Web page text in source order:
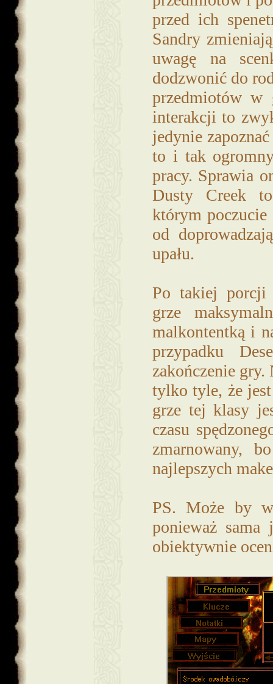
przed ich
Sandry
uwagę na
dodzwonić do
przedmiotów w
interakcji to
jedynie
to i tak
pracy. Sprawia
Dusty Creek
którym
od
upału.
Po takiej porcji
grze
malkontentką i
przypadku
zakończenie
tylko tyle, że
grze tej klasy
czasu
zmarnowany,
najlepszych
PS. Może by
ponieważ sama
obiektywnie